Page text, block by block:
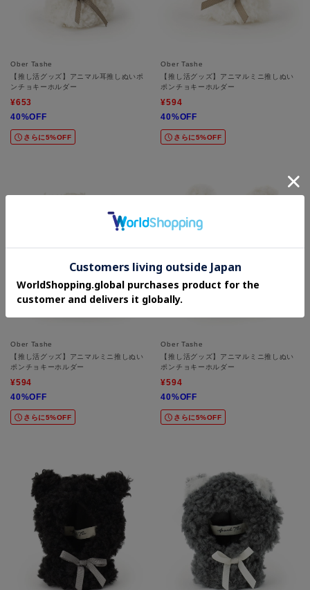
Ober Tashe
【推し活グッズ】アニマル耳推しぬいポ
ンチョキーホルダー
¥653
40%OFF
さらに5%OFF
Ober Tashe
【推し活グッズ】アニマルミニ推しぬい
ポンチョキーホルダー
¥594
40%OFF
さらに5%OFF
Ober Tashe
【推し活グッズ】アニマルミニ推しぬい
ポンチョキーホルダー
¥594
40%OFF
さらに5%OFF
Ober Tashe
【推し活グッズ】アニマルミニ推しぬい
ポンチョキーホルダー
¥594
40%OFF
さらに5%OFF